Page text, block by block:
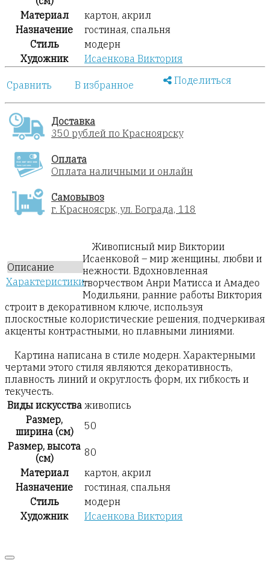
Материал
картон, акрил
Назначение
гостиная, спальня
Стиль
модерн
Художник
Исаенкова Виктория
Сравнить В избранное Поделиться
Доставка
350 рублей по Красноярску
Оплата
Оплата наличными и онлайн
Самовывоз
г. Красноясрк, ул. Бограда, 118
Описание
Характеристики
Живописный мир Виктории
Исаенковой – мир женщины, любви и
нежности. Вдохновленная
творчеством Анри Матисса и Амадео
Модильяни, ранние работы Виктория
строит в декоративном ключе, используя
плоскостные колористические решения, подчеркивая
акценты контрастными, но плавными линиями.
Картина написана в стиле модерн. Характерными
чертами этого стиля являются декоративность,
плавность линий и округлость форм, их гибкость и
текучесть.
Виды искусства живопись
Размер,
ширина (см)
50
Размер, высота
(см)
80
Материал
картон, акрил
Назначение
гостиная, спальня
Стиль
модерн
Художник
Исаенкова Виктория